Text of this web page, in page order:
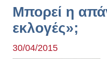
Μπορεί η
εκλογές»;
30/04/2015